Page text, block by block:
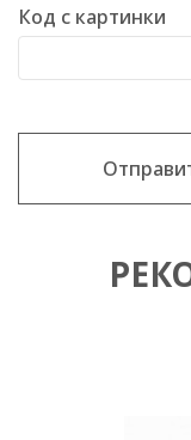
Код с картинки